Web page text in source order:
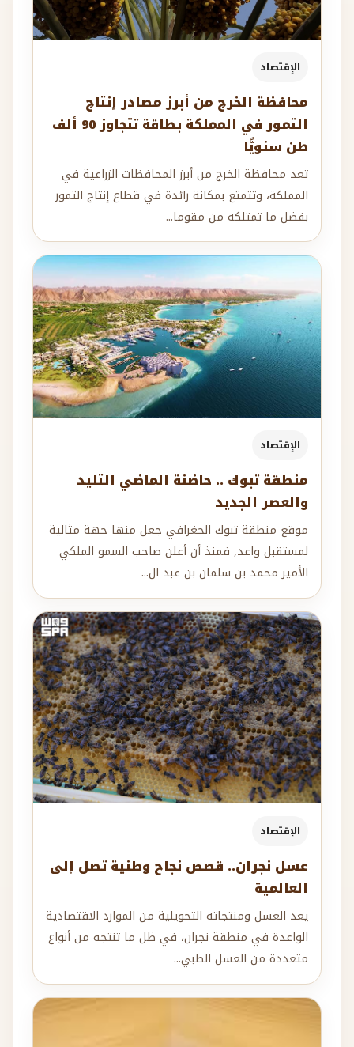
الإقتصاد
محافظة الخرج من أبرز مصادر إنتاج
التمور في المملكة بطاقة تتجاوز 90 ألف
طن سنويًّا
تعد محافظة الخرج من أبرز المحافظات الزراعية في
المملكة، وتتمتع بمكانة رائدة في قطاع إنتاج التمور
بفضل ما تمتلكه من مقوما...
الإقتصاد
منطقة تبوك .. حاضنة الماضي التليد
والعصر الجديد
موقع منطقة تبوك الجغرافي جعل منها جهة مثالية
لمستقبل واعد, فمنذ أن أعلن صاحب السمو الملكي
الأمير محمد بن سلمان بن عبد ال...
الإقتصاد
عسل نجران.. قصص نجاح وطنية تصل إلى
العالمية
يعد العسل ومنتجاته التحويلية من الموارد الاقتصادية
الواعدة في منطقة نجران، في ظل ما تنتجه من أنواع
متعددة من العسل الطبي...